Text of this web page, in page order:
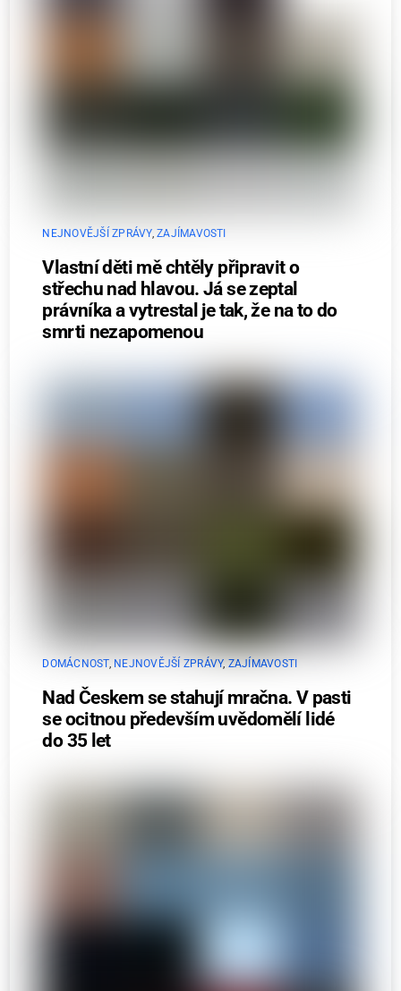
NEJNOVĚJŠÍ ZPRÁVY,ZAJÍMAVOSTI
Vlastní děti mě chtěly připravit o
střechu nad hlavou. Já se zeptal
právníka a vytrestal je tak, že na to do
smrti nezapomenou
DOMÁCNOST, NEJNOVĚJŠÍ ZPRÁVY, ZAJÍMAVOSTI
Nad Českem se stahují mračna. V pasti
se ocitnou především uvědomělí lidé
do 35 let